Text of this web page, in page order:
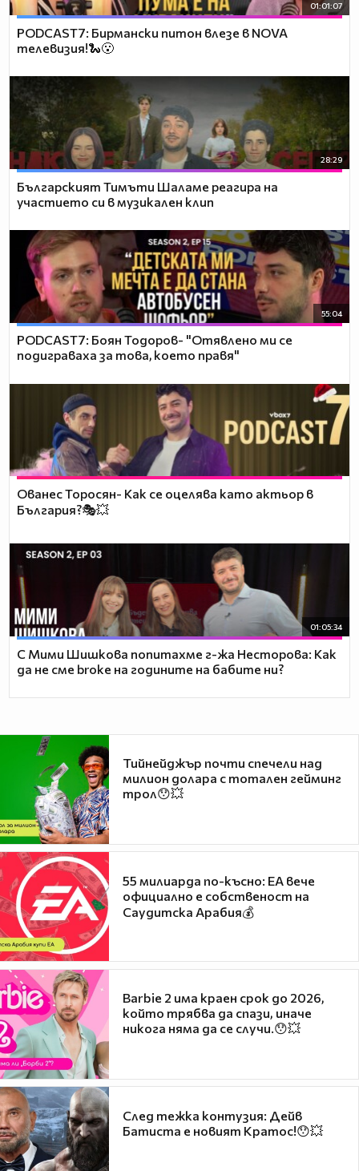
01:01:07
PODCAST7: Бирмански питон влезе в NOVA
телевизия!🐍😮
28:29
Българският Тимъти Шаламе реагира на
участието си в музикален клип
55:04
PODCAST7: ‪Боян Тодоров- "Отявлено ми се
подиграваха за това, което правя"
Ованес Торосян- Как се оцелява като актьор в
България?🎭💥
01:05:34
С Мими Шишкова попитахме г-жа Несторова: Как
да не сме broke на годините на бабите ни?
Тийнейджър почти спечели над
милион долара с тотален гейминг
трол😯💥
55 милиарда по-късно: EA вече
официално е собственост на
Саудитска Арабия💰
Barbie 2 има краен срок до 2026,
който трябва да спази, иначе
никога няма да се случи.😯💥
След тежка контузия: Дейв
Батиста е новият Кратос!😯💥